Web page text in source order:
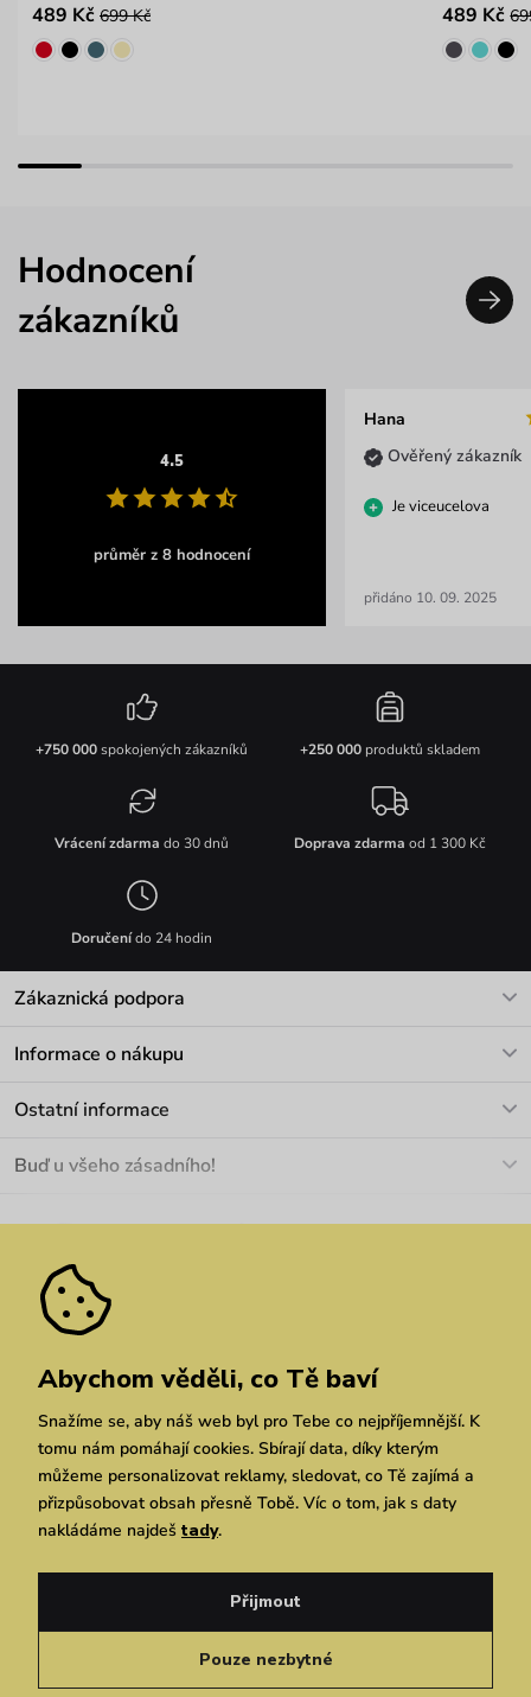
489 Kč 699 Kč 489 Kč
Hodnocení
zákazníků
4.5
průměr z 8 hodnocení
Hana
Ověřený zákazník
Je viceucelova
přidáno 10. 09. 2025
+750 000spokojených zákazníků +250 000produktů skladem
Vrácení zdarma do 30 dnů Doprava zdarma od 1 300 Kč
Doručenído 24 hodin
Zákaznická podpora
Informace o nákupu
Materiály a údržba
Pozáruční opravy
Ostatní informace
Velkoobchod
We Care
Dárkové poukazy
Vuchlook
Prodejny
Praha Brno Chrudim
Buď u všeho zásadního!
Zásady ochrany osobních údajů
Simplia.cz
Zásady ochrany osobních údajů
Čeština
Abychom věděli, co Tě baví
Snažíme se, aby náš web byl pro Tebe co nejpříjemnější. K
tomu nám pomáhají cookies. Sbírají data, díky kterým
můžeme personalizovat reklamy, sledovat, co Tě zajímá a
přizpůsobovat obsah přesně Tobě. Víc o tom, jak s daty
nakládáme najdeš tady.
Pouze nezbytné
Přijmout